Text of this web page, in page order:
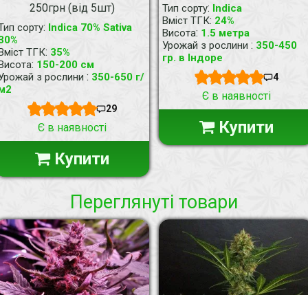
250грн (від 5шт)
сорту: Indica 70% Sativa
ТГК: 35%
: 150-200 см
з рослини : 350-650 г/
29
Є в наявності
Купити
Тип сорту: Indica
Вміст ТГК: 24%
Висота: 1.5 метра
Урожай з рослини : 350-450
гр. в Індоре
4
Є в наявності
Купити
Переглянуті товари